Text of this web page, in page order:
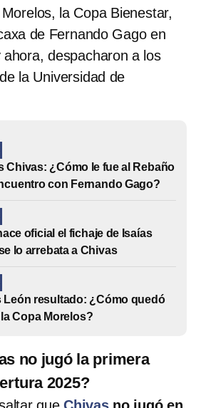
la Copa Bienestar,
de Fernando Gago en
despacharon a los
de la Universidad de
Chivas: ¿Cómo le fue al Rebaño
con Fernando Gago?
oficial el fichaje de Isaías
lo arrebata a Chivas
León resultado: ¿Cómo quedó
la Copa Morelos?
no jugó la primera
2025?